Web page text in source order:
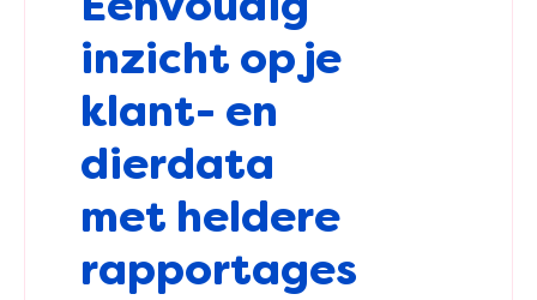
inzicht op je
klant- en
dierdata
met heldere
rapportages